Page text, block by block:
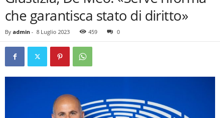
che garantisca stato di diritto»
By admin - 8 Luglio 2023 459 0